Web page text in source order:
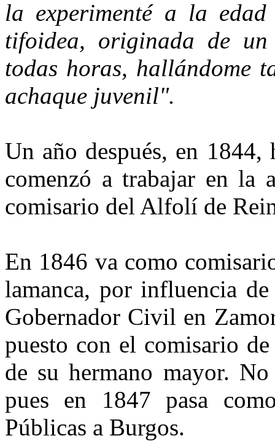
la experimenté a la
tifoidea, originada de
todas horas, ha­llándome
achaque juvenil".
Un año después, en 1844,
comenzó a trabajar en la
co­misario del Alfolí de
En 1846 va como
lamanca, por influencia
Go­bernador Civil en
pues­to con el comisario
de su hermano mayor.
pues en 1847 pasa
Públicas a Burgos.